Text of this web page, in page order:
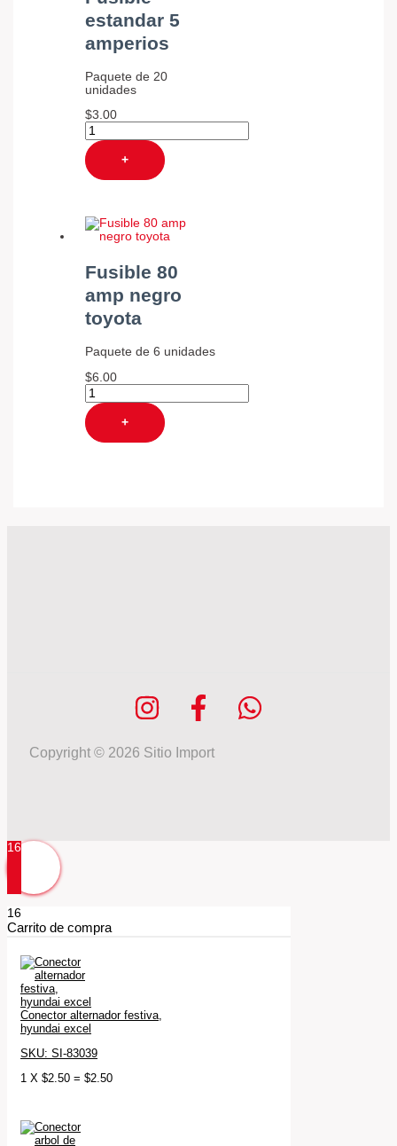
estandar 5
amperios
Paquete de 20
unidades
$3.00
+
Fusible 80
amp negro
toyota
Paquete de 6 unidades
$6.00
+
Copyright © 2026 Sitio Import
16
16
Carrito de compra
Conector alternador festiva,
hyundai excel
SKU: SI-83039
1 X $2.50 = $2.50